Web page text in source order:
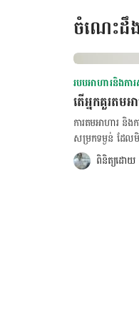
ចំណេះដឹ
របបអាហារនិងកា
តើអ្នកគួរត
ការ​តម​អាហារ និ
សម្រក​ទម្ងន់ ដែល
ទម្ងន់ និង​ផ្តល់​សុខភាពល្អ? បច្ចុប្បន្ន ​ជម្រើស​នៃ​ការ​​តម​អាហារ​ដែល​ពេញ​និយម​គឺ​កា
គ្នា ព្រោះ​វា​មិន​ត្
ពិនិត្យដោយ